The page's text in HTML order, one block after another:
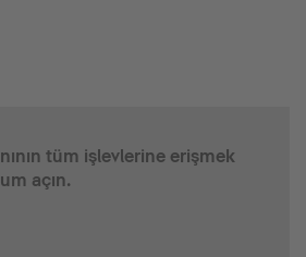
tüm işlevlerine erişmek
açın.